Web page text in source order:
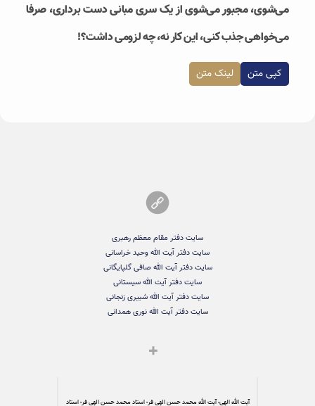
می‌شوی، مجبور می‌شوی از یک سری مبانی دست برداری، صرفا
می‌خواهی جذب کنی، این کار نه، چه لزومی داشت؟!
کپی متن لینک متن
سایت دفتر مقام معظم رهبری
سایت دفتر آیت الله وحید خراسانی
سایت دفتر آیت الله صافی گلپایگانی
سایت دفتر آیت الله سیستانی
سایت دفتر آیت الله شبیری زنجانی
سایت دفتر آیت الله نوری همدانی
آیت الله الهی- آیت الله محمد حسن الهی فر- استاد محمد حسن الهی فر- استاد